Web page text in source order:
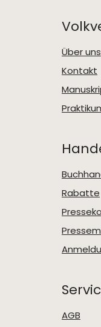
Über uns
Kontakt
Rabatte
AGB